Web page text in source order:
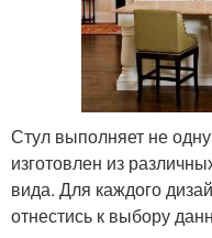
Стул выполняет не
изготовлен из
вида. Для каждого
отнестись к выбору